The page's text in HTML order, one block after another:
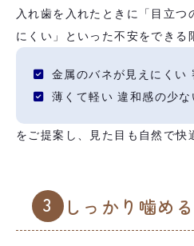
入れ歯を入れたときに「目立つ
にくい」といった不安をできる
金属のバネが見えにくい
薄くて軽い 違和感の少な
をご提案し、見た目も自然で快
3 しっかり噛め